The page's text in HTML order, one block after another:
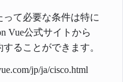
て必要な条件は特に
Vue公式サイトから
ることができます。
jp/ja/cisco.html